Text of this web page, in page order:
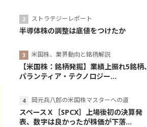
ストラテジーレポート
半導体株の調整は底値をつけたか
米国株、業界動向と銘柄解説
【米国株：銘柄発掘】業績上振れ5銘柄、
パランティア・テクノロジー...
岡元兵八郎の米国株マスターへの道
スペースＸ［SPCX］上場後初の決算発
表、数字は良かったが株価が下落...